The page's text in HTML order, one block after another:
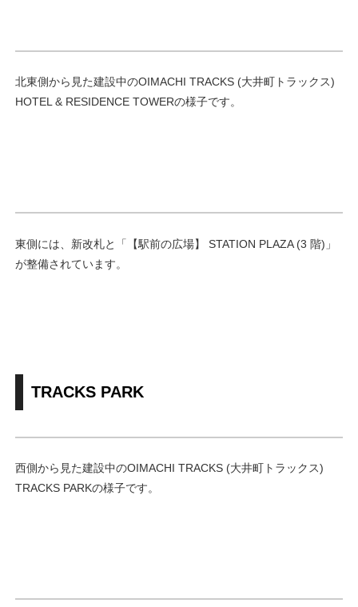
北東側から見た建設中のOIMACHI TRACKS (大井町トラックス)
HOTEL & RESIDENCE TOWERの様子です。
東側には、新改札と「【駅前の広場】 STATION PLAZA (3 階)」
が整備されています。
TRACKS PARK
西側から見た建設中のOIMACHI TRACKS (大井町トラックス)
TRACKS PARKの様子です。